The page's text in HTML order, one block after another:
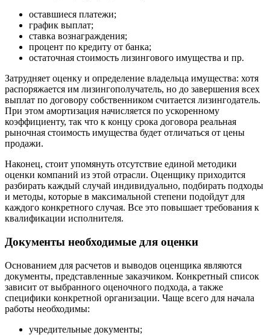
оставшиеся платежи;
график выплат;
ставка вознаграждения;
процент по кредиту от банка;
остаточная стоимость лизингового имущества и пр.
Затрудняет оценку и определение владельца имущества: хотя
распоряжается им лизингополучатель, но до завершения всех
выплат по договору собственником считается лизингодатель.
При этом амортизация начисляется по ускоренному
коэффициенту, так что к концу срока договора реальная
рыночная стоимость имущества будет отличаться от цены
продажи.
Наконец, стоит упомянуть отсутствие единой методики
оценки компаний из этой отрасли. Оценщику приходится
разбирать каждый случай индивидуально, подбирать подходы
и методы, которые в максимальной степени подойдут для
каждого конкретного случая. Все это повышает требования к
квалификации исполнителя.
Документы необходимые для оценки
Основанием для расчетов и выводов оценщика являются
документы, представленные заказчиком. Конкретный список
зависит от выбранного оценочного подхода, а также
специфики конкретной организации. Чаще всего для начала
работы необходимы:
учредительные документы;
Вятские Поляны
Гатчина
Геленджик
Георгиевск
Глазов
Горно-Алтайск
Городец
Горячий Ключ
Грозный
Губаха
Губкин
Губкинский
Гуково
Гулькевичи
Гусь-Хрустальный
Дербент
Джанкой
Дзержинск
Дзержинский
Димитровград